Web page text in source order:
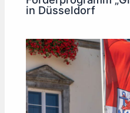
in Düsseldorf